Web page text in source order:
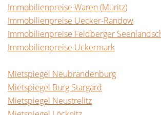
Immobilienpreise Waren (Müritz)
Immobilienpreise Uecker-Randow
Immobilienpreise Feldberger
Immobilienpreise Uckermark
Mietspiegel Neubrandenburg
Mietspiegel Burg Stargard
Mietspiegel Neustrelitz